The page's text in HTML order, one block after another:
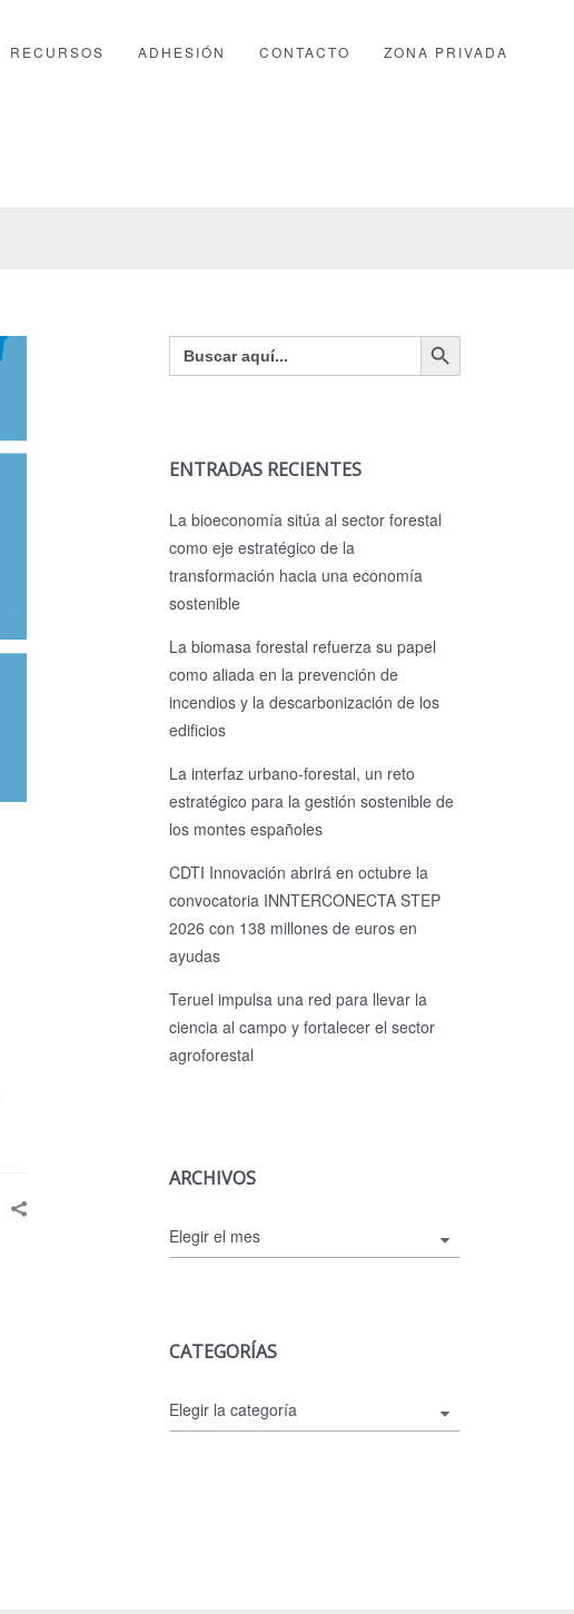
RECURSOS ADHESIÓN CONTACTO ZONA PRIVADA
Buscar: Botón de búsqueda
ENTRADAS RECIENTES
La bioeconomía sitúa al sector forestal
como eje estratégico de la
transformación hacia una economía
sostenible
La biomasa forestal refuerza su papel
como aliada en la prevención de
incendios y la descarbonización de los
edificios
La interfaz urbano-forestal, un reto
estratégico para la gestión sostenible de
los montes españoles
CDTI Innovación abrirá en octubre la
convocatoria INNTERCONECTA STEP
2026 con 138 millones de euros en
ayudas
Teruel impulsa una red para llevar la
ciencia al campo y fortalecer el sector
agroforestal
ARCHIVOS
Archivos
CATEGORÍAS
Categorías